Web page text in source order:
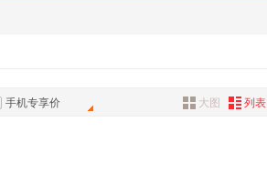
手机专享价 大图 列表